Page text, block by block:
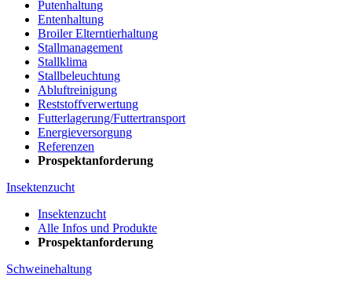
Putenhaltung
Entenhaltung
Broiler Elterntierhaltung
Stallmanagement
Stallklima
Stallbeleuchtung
Abluftreinigung
Reststoffverwertung
Futterlagerung/Futtertransport
Energieversorgung
Referenzen
Prospektanforderung
Insektenzucht
Insektenzucht
Alle Infos und Produkte
Prospektanforderung
Schweinehaltung